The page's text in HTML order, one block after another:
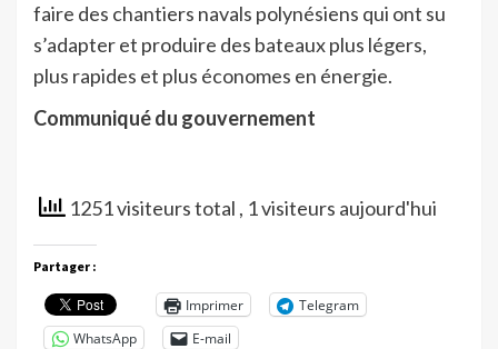
faire des chantiers navals polynésiens qui ont su
s’adapter et produire des bateaux plus légers,
plus rapides et plus économes en énergie.
Communiqué du gouvernement
1251 visiteurs total , 1 visiteurs aujourd'hui
Partager :
Imprimer
Telegram
WhatsApp
E-mail